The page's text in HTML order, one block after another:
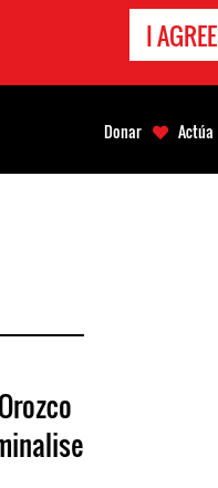
I AGREE
Donar Actúa